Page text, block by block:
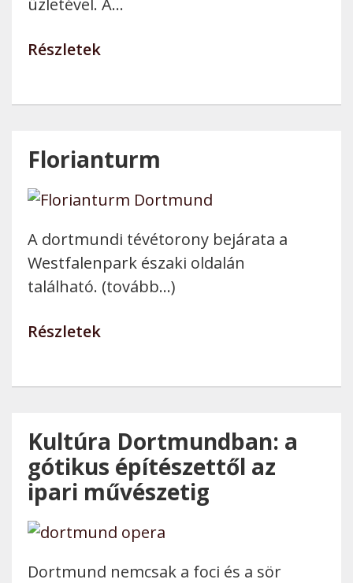
Részletek
Florianturm
A dortmundi tévétorony bejárata a
Westfalenpark északi oldalán
található. (tovább…)
Részletek
Kultúra Dortmundban: a
gótikus építészettől az
ipari művészetig
Dortmund nemcsak a foci és a sör